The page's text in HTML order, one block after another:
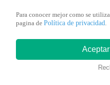
Para conocer mejor como se
pagina de Política de privacidad.